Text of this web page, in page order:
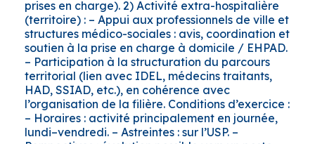
prises en charge). 2) Activité extra-hospitalière
(territoire) : – Appui aux professionnels de ville et
structures médico-sociales : avis, coordination et
soutien à la prise en charge à domicile / EHPAD.
– Participation à la structuration du parcours
territorial (lien avec IDEL, médecins traitants,
HAD, SSIAD, etc.), en cohérence avec
l’organisation de la filière. Conditions d’exercice :
– Horaires : activité principalement en journée,
lundi–vendredi. – Astreintes : sur l’USP. –